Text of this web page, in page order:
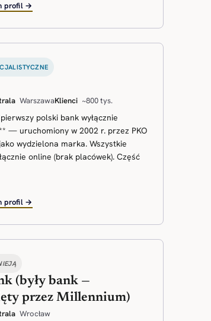
profil →
WarszawaKlienci ~800 tys.
polski bank wyłącznie
— uruchomiony w 2002 r. przez PKO
wydzielona marka. Wszystkie
online (brak placówek). Część
profil →
(były bank —
przez Millennium)
Wrocław